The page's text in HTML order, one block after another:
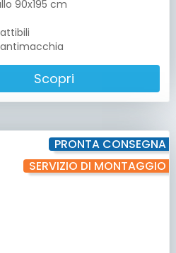
90x195 cm
Scopri
PRONTA CONSEGNA
SERVIZIO DI MONTAGGIO